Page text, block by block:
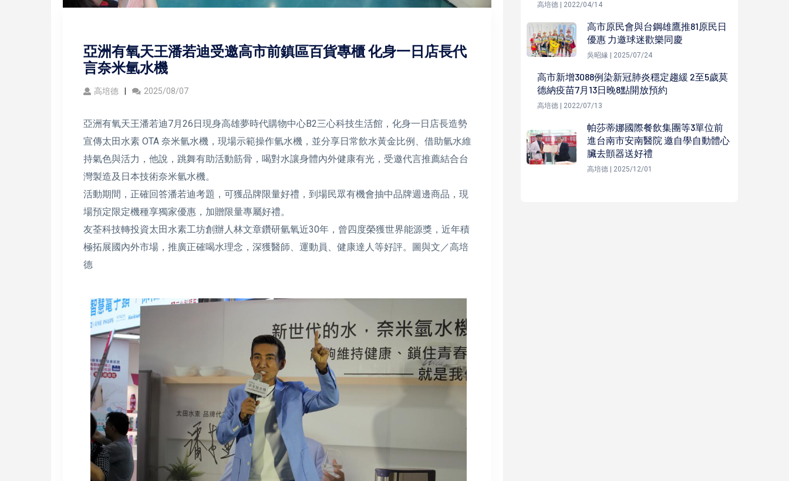
亞洲有氧天王潘若迪受邀高市前鎮區百貨專櫃 化身一日店長代
言奈米氫水機
高培德 2025/08/07
亞洲有氧天王潘若迪7月26日現身高雄夢時代購物中心B2三心科技生活館，化身一日店長造勢
宣傳太田水素 OTA 奈米氫水機，現場示範操作氫水機，並分享日常飲水黃金比例、借助氫水維
持氣色與活力，他說，跳舞有助活動筋骨，喝對水讓身體內外健康有光，受邀代言推薦結合台
灣製造及日本技術奈米氫水機。
活動期間，正確回答潘若迪考題，可獲品牌限量好禮，到場民眾有機會抽中品牌週邊商品，現
場預定限定機種享獨家優惠，加贈限量專屬好禮。
友荃科技轉投資太田水素工坊創辦人林文章鑽研氫氧近30年，曾四度榮獲世界能源獎，近年積
極拓展國內外市場，推廣正確喝水理念，深獲醫師、運動員、健康達人等好評。圖與文／高培
德
高培德 | 2022/04/14
高市原民會與台鋼雄鷹推81原民日
優惠 力邀球迷歡樂同慶
吳昭緣 | 2025/07/24
高市新增3088例染新冠肺炎穩定趨緩 2至5歲莫
德納疫苗7月13日晚8點開放預約
高培德 | 2022/07/13
帕莎蒂娜國際餐飲集團等3單位前
進台南市安南醫院 邀自學自動體心
臟去顫器送好禮
高培德 | 2025/12/01